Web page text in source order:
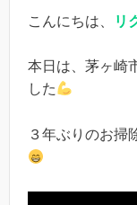
こんにちは、 リ
本日は、茅ヶ崎
した
３年ぶりのお掃